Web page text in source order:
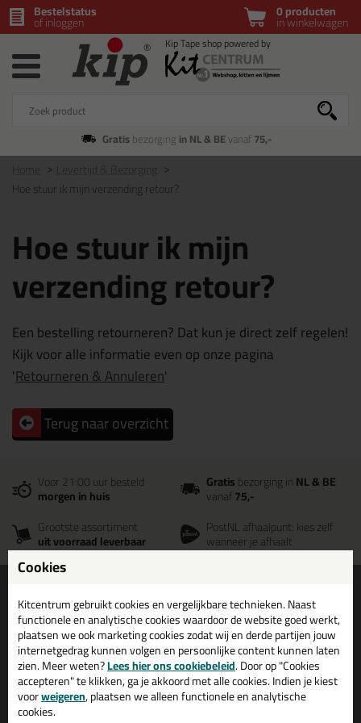
0 producten
in winkelwagen
Bestelstatus
of inloggen
Gratisbezorging in NL & BEvanaf75,-
Hoe stuur ik mijn verzending retour?
Hoe stuur ik mijn
verzending retour?
Een bestelling retourneren? Dat kun je direct zelf regelen!
Kijk voor alle informatie even op onze pagina
'Retourneren & Annuleren'
Terug naar overzicht
Voor 21:00 uur besteld
morgen in huis
Gratisbezorging inNL & BE
vanaf75,-
Grootste assortiment
uit voorraad leverbaar
PostNL afhaalpunt: kies zelf
wanneer je afhaalt
Tips en tricks
Keuzehulpen
Acties
Levertijd & Bezorging
Retourneren & Annuleren
Wie wij zijn?
Vacatures bij kitcentrum.nl
Over Kitcentrum.nl
Maatschappelijk
Winkelmand
Cookies
Kitcentrum gebruikt cookies en vergelijkbare technieken. Naast
functionele en analytische cookies waardoor de website goed werkt,
plaatsen we ook marketing cookies zodat wij en derde partijen jouw
internetgedrag kunnen volgen en persoonlijke content kunnen laten
zien. Meer weten?Lees hier ons cookiebeleid. Door op "Cookies
accepteren" te klikken, ga je akkoord met alle cookies. Indien je kiest
voorweigeren, plaatsen we alleen functionele en analytische
cookies.